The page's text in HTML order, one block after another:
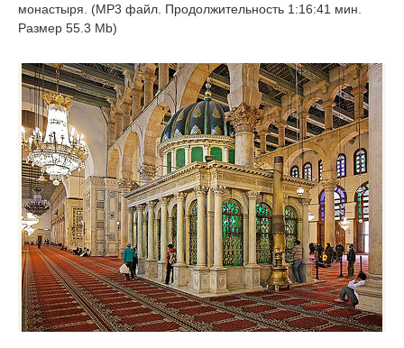
монастыря. (MP3 файл. Продолжительность 1:16:41 мин.
Размер 55.3 Mb)